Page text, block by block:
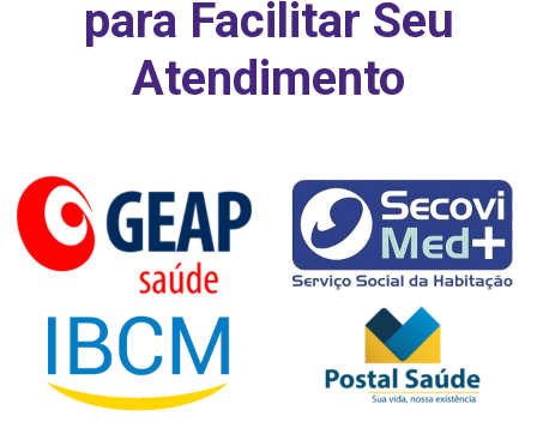
para Facilitar Seu
Atendimento